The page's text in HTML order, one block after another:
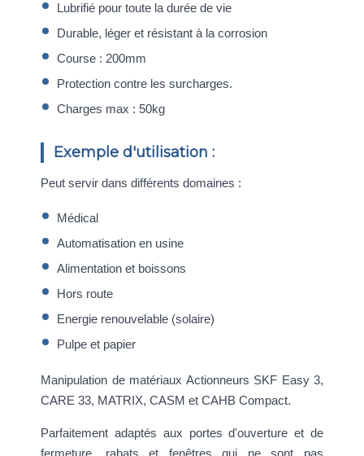
Lubrifié pour toute la durée de vie
Durable, léger et résistant à la corrosion
Course : 200mm
Protection contre les surcharges.
Charges max : 50kg
Exemple d'utilisation :
Peut servir dans différents domaines :
Médical
Automatisation en usine
Alimentation et boissons
Hors route
Energie renouvelable (solaire)
Pulpe et papier
Manipulation de matériaux Actionneurs SKF Easy 3,
CARE 33, MATRIX, CASM et CAHB Compact.
Parfaitement adaptés aux portes d'ouverture et de
fermeture, rabats et fenêtres qui ne sont pas